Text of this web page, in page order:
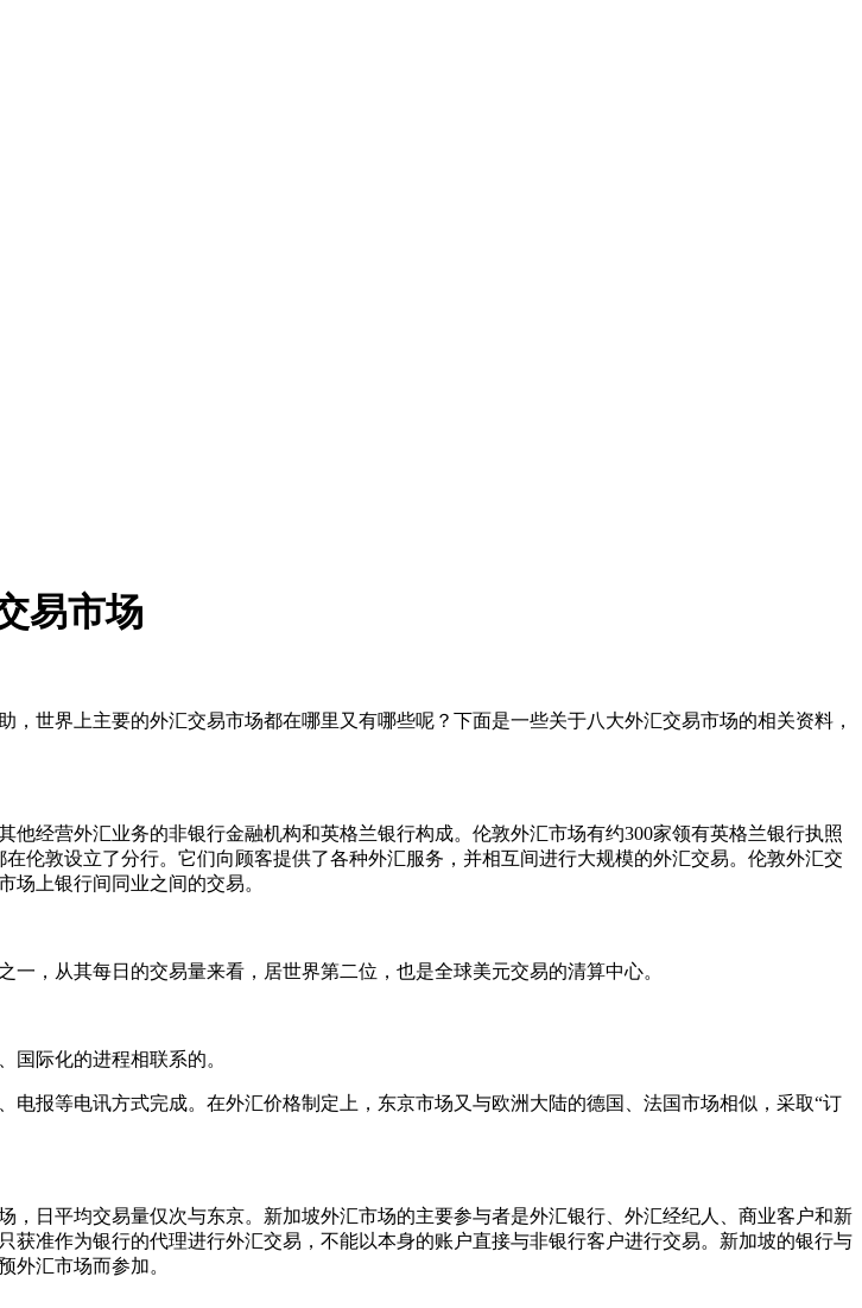
易市场
世界上主要的外汇交易市场都在哪里又有哪些呢？下面是一些关于八大外汇交易市场的相关资料，
经营外汇业务的非银行金融机构和英格兰银行构成。伦敦外汇市场有约300家领有英格兰银行执照
伦敦设立了分行。它们向顾客提供了各种外汇服务，并相互间进行大规模的外汇交易。伦敦外汇交
场上银行间同业之间的交易。
，从其每日的交易量来看，居世界第二位，也是全球美元交易的清算中心。
国际化的进程相联系的。
报等电讯方式完成。在外汇价格制定上，东京市场又与欧洲大陆的德国、法国市场相似，采取“订
日平均交易量仅次与东京。新加坡外汇市场的主要参与者是外汇银行、外汇经纪人、商业客户和新
准作为银行的代理进行外汇交易，不能以本身的账户直接与非银行客户进行交易。新加坡的银行与
外汇市场而参加。